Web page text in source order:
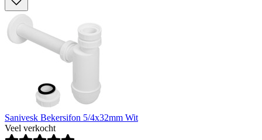
Sanivesk Bekersifon 5/4x32mm Wit
Veel verkocht